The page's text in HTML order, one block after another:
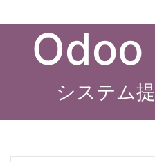
Odoo
システム